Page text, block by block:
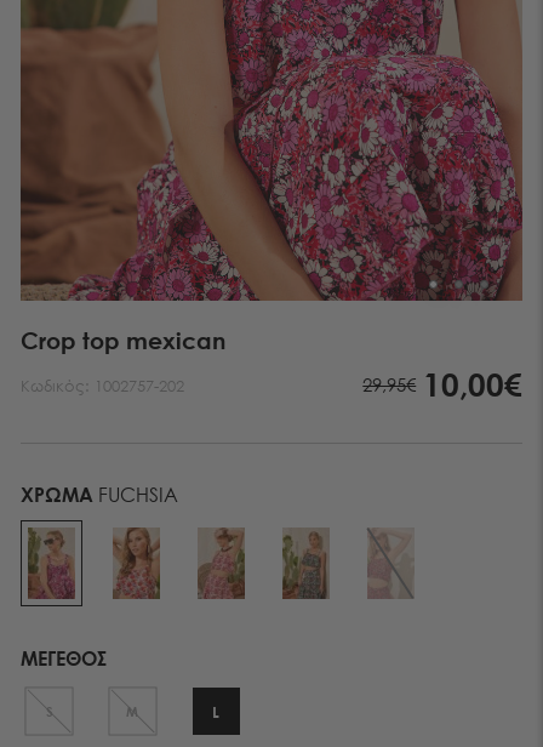
Crop top mexican
Κωδικός: 1002757-202 29,95€ 10,00€
ΧΡΏΜΑ FUCHSIA
ΜΕΓΕΘΟΣ
S M L